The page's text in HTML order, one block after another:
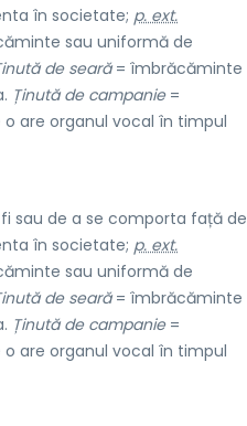
în societate; p. ext.
sau uniformă de
de seară= îmbrăcăminte
Ținută de campanie=
o are organul vocal în timpul
sau de a se comporta față de
în societate; p. ext.
sau uniformă de
de seară= îmbrăcăminte
Ținută de campanie=
o are organul vocal în timpul